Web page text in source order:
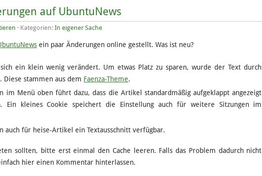
auf UbuntuNews
· Kategorien: In eigener Sache
ein paar Änderungen online gestellt. Was ist neu?
ein klein wenig verändert. Um etwas Platz zu sparen, wurde der Text durch
Diese stammen aus dem Faenza-Theme.
im Menü oben führt dazu, dass die Artikel standardmäßig aufgeklappt angezeigt
Ein kleines Cookie speichert die Einstellung auch für weitere Sitzungen im
auch für heise-Artikel ein Textausschnitt verfügbar.
sollten, bitte erst einmal den Cache leeren. Falls das Problem dadurch nicht
hier einen Kommentar hinterlassen.